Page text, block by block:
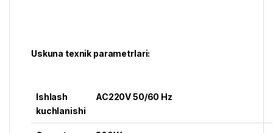
Uskuna texnik parametrlari:
Ishlash
kuchlanishi
AC220V 50/60 Hz